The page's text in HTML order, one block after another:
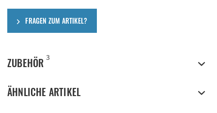
FRAGEN ZUM ARTIKEL?
ZUBEHÖR 3
ÄHNLICHE ARTIKEL